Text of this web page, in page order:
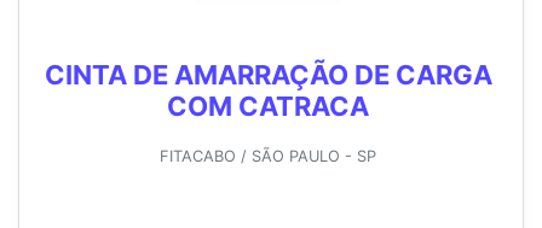
CINTA DE AMARRAÇÃO DE CARGA
COM CATRACA
FITACABO / SÃO PAULO - SP